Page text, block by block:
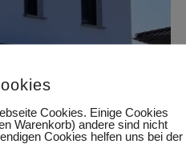
Cookies. Einige Cookies
Warenkorb) andere sind nicht
Cookies helfen uns bei der